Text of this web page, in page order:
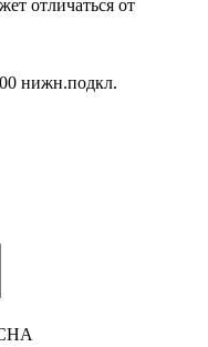
отличаться от
нижн.подкл.